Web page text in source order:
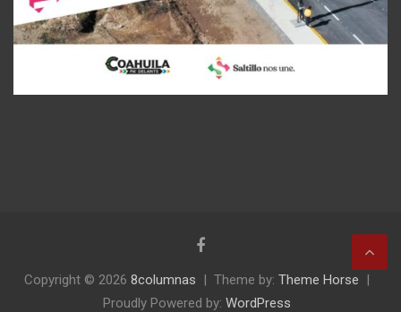
Copyright © 2026 8columnas Theme by: Theme Horse
Proudly Powered by: WordPress